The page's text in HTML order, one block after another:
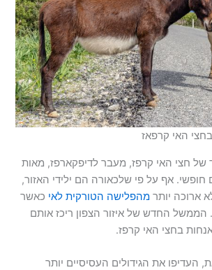
האי קרפאז
של חצי האי קרפז, מעבר לדיפקארפז, מאות
חופשי. אף על פי שלכאורה הם ילידי האזור,
ארוכה יותרמהפלישה הטורקית לאי כאשר
הממשל החדש של איזור הצפון ריכז אותם
בחצי האי קרפז.
העדיפו את הגידולים העסיסיים יותר